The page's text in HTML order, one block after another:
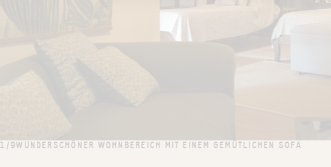
1/9WUNDERSCHÖNER WOHNBEREICH MIT EINEM GEMÜTLICHEN SOFA